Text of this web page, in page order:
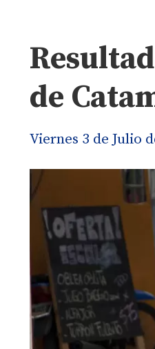
de
Viernes 3 de Julio